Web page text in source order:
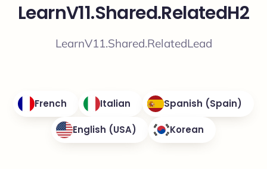
LearnV11.Shared.RelatedH2
LearnV11.Shared.RelatedLead
French Italian Spanish (Spain)
English (USA) Korean